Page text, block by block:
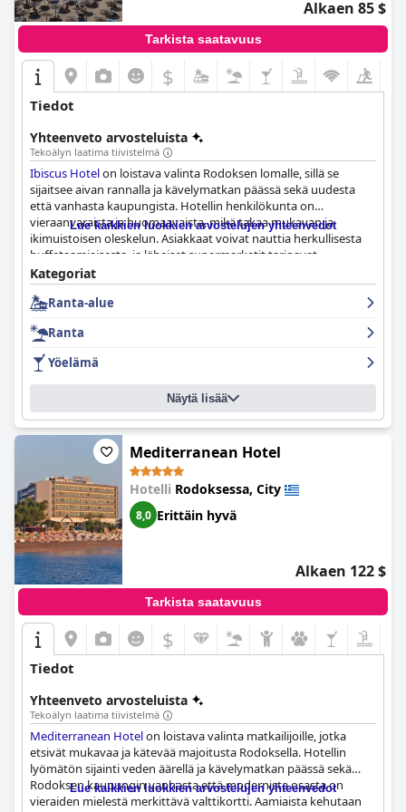
Alkaen 85 $
Tarkista saatavuus
$
Tiedot
Yhteenveto arvosteluista
Tekoälyn laatima tiivistelmä
Ibiscus Hotelon loistava valinta Rodoksen lomalle, sillä se
sijaitsee aivan rannalla ja kävelymatkan päässä sekä uudesta
että vanhasta kaupungista. Hotellin henkilökunta on
vieraanvaraista ja huomaavaista, mikä takaa mukavan ja
ikimuistoisen oleskelun. Asiakkaat voivat nauttia herkullisesta
buffetaamiaisesta, ja läheiset supermarketit tarjoavat
mukavuutta. Hotellin tahraton sisustus ja modernit
mukavuudet ovat plussaa. Hotellin ravintolan aamiainen ja
illallinen ovat saaneet vieraiden kiitosta laadusta, määrästä ja
huoneet ovat kauniisti sisustettuja, ja niistä on upeat
merinäköalat. Hotelli saa kiitosta myös poikkeuksellisesta
siisteydestä ja vaikuttavasta huomiosta yksityiskohtiin.
Henkilökuntaa on toistuvasti kuvailtu ystävälliseksi, avuliaaksi ja
huomaavaiseksi. Hotellin sijainti aivan rannalla on ehdoton
vierailukohde niille, jotka etsivät kaunista rantalomaa. Mukavat
sängyt ja kauniit merinäköalat takaavat hyvät yöunet pitkän
tutkimuspäivän jälkeen. Päivitä merinäköalahuoneeseen
saadaksesi lisää ylellisyyttä. Kaiken kaikkiaan
tarjoaa mukavan ja rauhallisen kokemuksen kaikille vieraille.
Lue kaikkien luokkien arvostelujen yhteenvedot
Kategoriat
Ranta-alue
Ranta
Yöelämä
Näytä lisää
Mediterranean Hotel
Hotelli Rodoksessa, City
8,0 Erittäin hyvä
Alkaen 122 $
Tarkista saatavuus
$
Tiedot
Yhteenveto arvosteluista
Tekoälyn laatima tiivistelmä
Mediterranean Hotelon loistava valinta matkailijoille, jotka
etsivät mukavaa ja kätevää majoitusta Rodoksella. Hotellin
lyömätön sijainti veden äärellä ja kävelymatkan päässä sekä
Rodoksen kaupungin vanhasta että modernista osasta on
vieraiden mielestä merkittävä valttikortti. Aamiaista kehutaan
Lue kaikkien luokkien arvostelujen yhteenvedot